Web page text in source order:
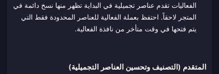
الفعاليات تقدم عناصر تجميلية في البداية تظهر منها نسخ دائمة في
المتجر لاحقاً. احتفظ بعملة الفعالية للعناصر المحدودة فقط التي
يتم فتحها في وقت متأخر من نافذة الفعالية.
المتقدم (التصنيف وتحسين العناصر التجميلية)